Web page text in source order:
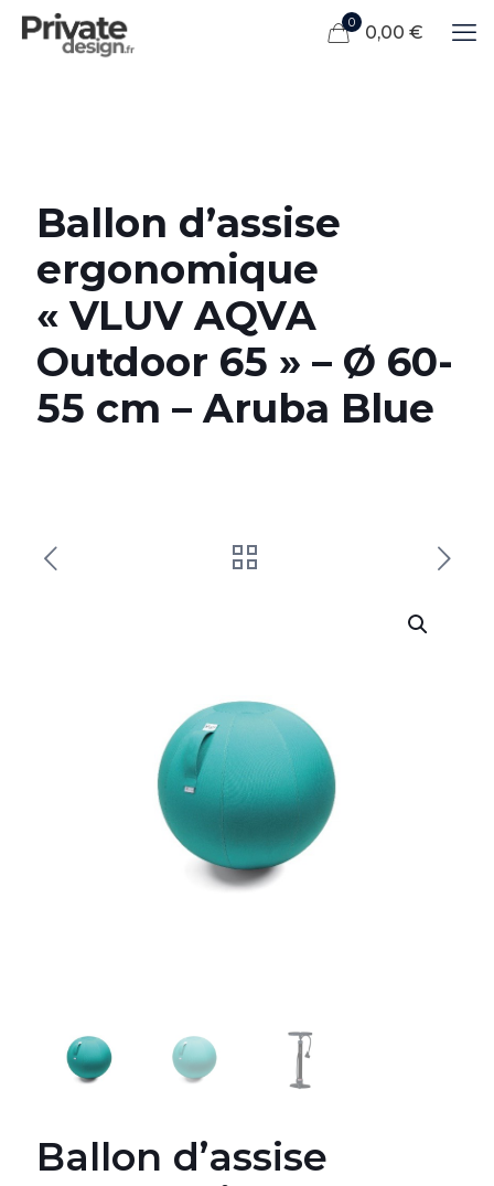
0 0,00 €
Ballon d’assise
ergonomique
« VLUV AQVA
Outdoor 65 » – Ø 60-
55 cm – Aruba Blue
Ballon d’assise